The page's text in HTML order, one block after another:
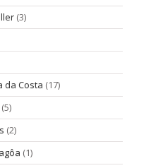
(3)
da Costa (17)
(5)
(2)
(1)